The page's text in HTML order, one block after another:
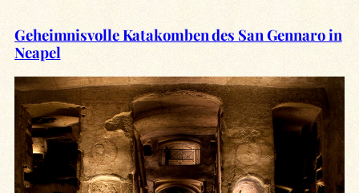
Geheimnisvolle Katakomben des San Gennaro in
Neapel